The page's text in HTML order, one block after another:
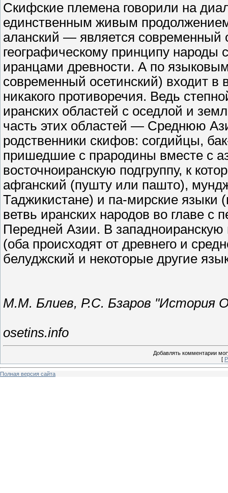
Скифские племена говорили на
единственным живым
аланский — является современный
географическому принципу
иранцами древности. А по
современный осетинский) входит в
никакого противоречия. Ведь
иранских областей с оседлой и
часть этих областей — Среднюю
родственники скифов: согдийцы,
пришедшие с прародины вместе с
восточноиранскую подгруппу, к
афганский (пушту или пашто),
Таджикистане) и па-мирские языки
ветвь иранских народов во главе
Передней Азии. В западноиранскую
(оба происходят от древнего и
белуджский и некоторые другие
М.М. Блиев, Р.С. Бзаров "История
osetins.info
Добавлять комментарии
[
Полная версия сайта